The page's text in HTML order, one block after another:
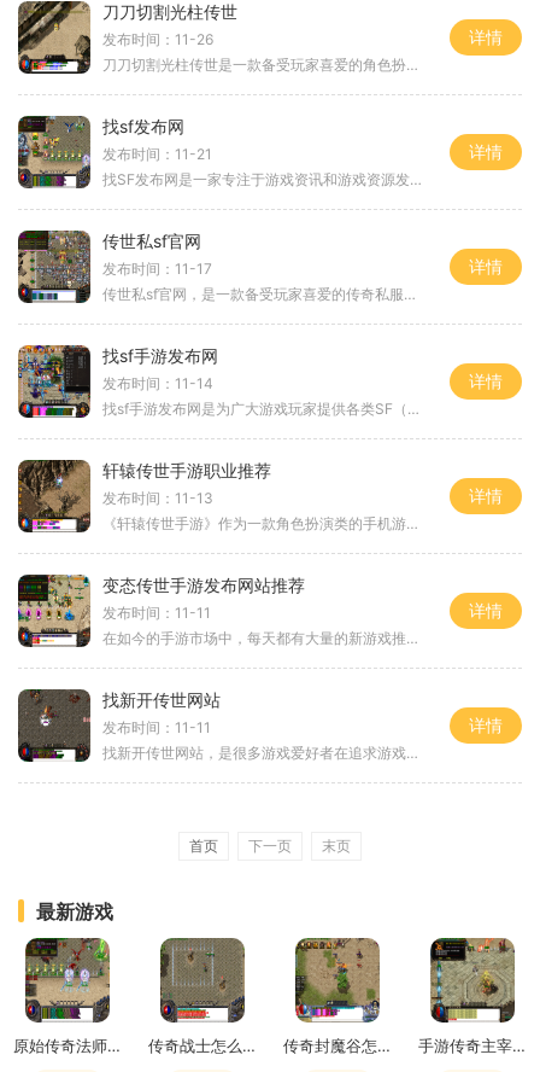
刀刀切割光柱传世
发布时间：11-26
刀刀切割光柱传世是一款备受玩家喜爱的角色扮演类游戏。它以其独特的剧情故事和引人入胜的游戏玩法吸引了大量玩家的关注。下面我们就来详细介绍一下这款游戏的具体玩法。刀刀
详情
找sf发布网
发布时间：11-21
找SF发布网是一家专注于游戏资讯和游戏资源发布的网站。无论你是游戏爱好者还是游戏开发者，这个网站都能为你提供丰富的游戏信息和相关资源。你可以找到各种热门游戏的最新资讯
详情
传世私sf官网
发布时间：11-17
传世私sf官网，是一款备受玩家喜爱的传奇私服游戏。作为一款经典的网络游戏，传世私sf官网将带你回到一个充满冒险与挑战的古老世界。无论你是新手还是老玩家，都能在这个游戏中
详情
找sf手游发布网
发布时间：11-14
找sf手游发布网是为广大游戏玩家提供各类SF（特种兵）题材手游资讯、评测和下载的专业网站。SF手游是一类以特种兵为主题的军事题材游戏，通常以现代战争为背景，玩家可以扮演特
详情
轩辕传世手游职业推荐
发布时间：11-13
《轩辕传世手游》作为一款角色扮演类的手机游戏，以其丰富多样的职业系统吸引了众多玩家的关注与喜爱玩家可以选择不同的职业，体验各自独特的玩法和技能，提升自己的实力，完
详情
变态传世手游发布网站推荐
发布时间：11-11
在如今的手游市场中，每天都有大量的新游戏推出，但是很多游戏都缺乏特色，让玩家感觉缺乏新鲜感。今天要为大家介绍的这款手游可不一样，它就是变态传世。变态传世是一款非常
详情
找新开传世网站
发布时间：11-11
找新开传世网站，是很多游戏爱好者在追求游戏快乐的过程中必然要面临的一个问题。毕竟，新开传世网站通常意味着新的游戏内容、新的玩法以及新的挑战。而在当今游戏界中，有很
详情
首页 下一页 末页
最新游戏
原始传奇法师和道士后期哪个强 传奇战士怎么走砍怪 传奇封魔谷怎么去封魔殿的地方 手游传奇主宰装备怎么获得